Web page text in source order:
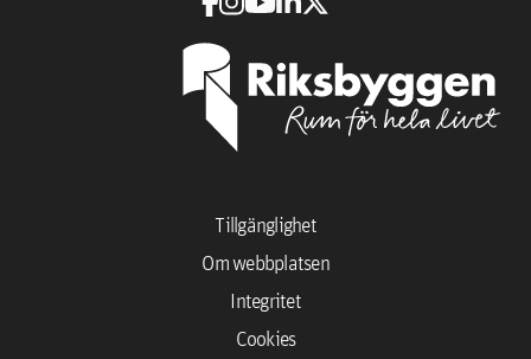
Cookies
Integritet
Om webbplatsen
Tillgänglighet